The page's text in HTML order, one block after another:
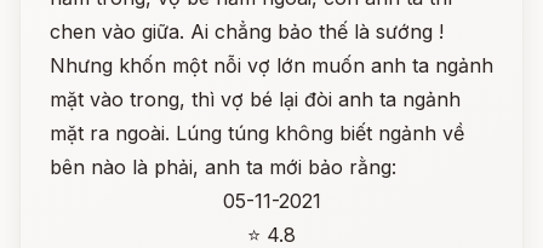
chen vào giữa. Ai chẳng bảo thế là sướng !
Nhưng khốn một nỗi vợ lớn muốn anh ta ngảnh
mặt vào trong, thì vợ bé lại đòi anh ta ngảnh
mặt ra ngoài. Lúng túng không biết ngảnh về
bên nào là phải, anh ta mới bảo rằng:
05-11-2021
⭐ 4.8